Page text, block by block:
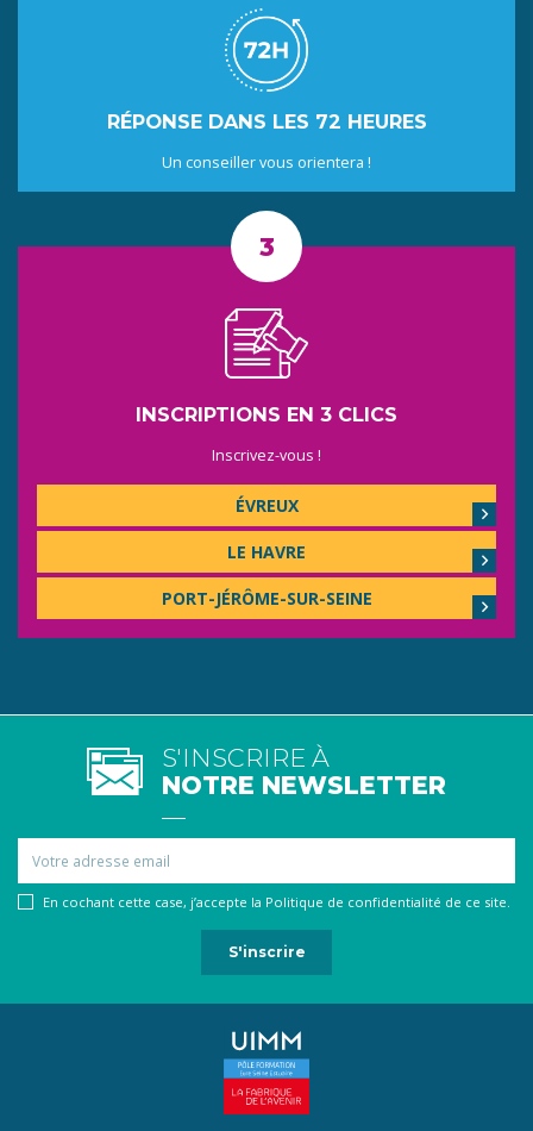
RÉPONSE DANS LES 72 HEURES
Un conseiller vous orientera !
INSCRIPTIONS EN 3 CLICS
Inscrivez-vous !
ÉVREUX
LE HAVRE
PORT-JÉRÔME-SUR-SEINE
S'INSCRIRE À
NOTRE NEWSLETTER
En cochant cette case, j’accepte la Politique de confidentialité de ce site.